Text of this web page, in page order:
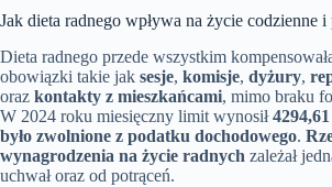
Jak dieta radnego wpływa na życie codzienne i
Dieta radnego przede wszystkim
obowiązki takie jak sesje, komisje, dyżury,
oraz kontakty z mieszkańcami, mimo braku
W 2024 roku miesięczny limit wynosił4294,61
było zwolnione z podatku dochodowego.
wynagrodzenia na życie radnych zależał
uchwał oraz od potrąceń.